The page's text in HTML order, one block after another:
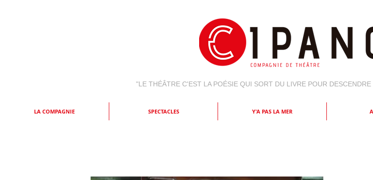
"LE THÉÂTRE C'EST LA POÉSIE QUI SORT DU LIVRE POUR
LA COMPAGNIE SPECTACLES Y'A PAS LA MER